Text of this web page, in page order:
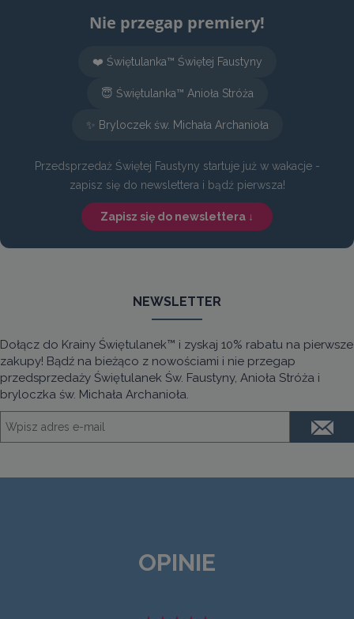
Nie przegap premiery!
❤️ Świętulanka™ Świętej Faustyny
😇 Świętulanka™ Anioła Stróża
✨ Bryloczek św. Michała Archanioła
Przedsprzedaż Świętej Faustyny startuje już w wakacje -
zapisz się do newslettera i bądź pierwsza!
Zapisz się do newslettera ↓
NEWSLETTER
Dołącz do Krainy Świętulanek™ i zyskaj 10% rabatu na pierwsze
zakupy! Bądź na bieżąco z nowościami i nie przegap
przedsprzedaży Świętulanek Św. Faustyny, Anioła Stróża i
bryloczka św. Michała Archanioła.
OPINIE